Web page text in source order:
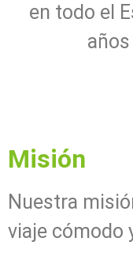
en todo el
Misión
Nuestra
viaje cómodo